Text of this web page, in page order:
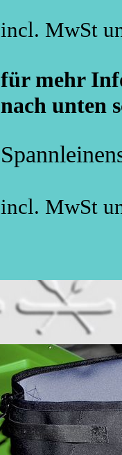
incl. MwSt
für mehr
nach unten
incl. MwSt